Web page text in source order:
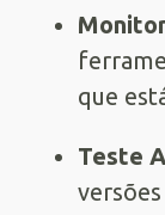
que
Teste